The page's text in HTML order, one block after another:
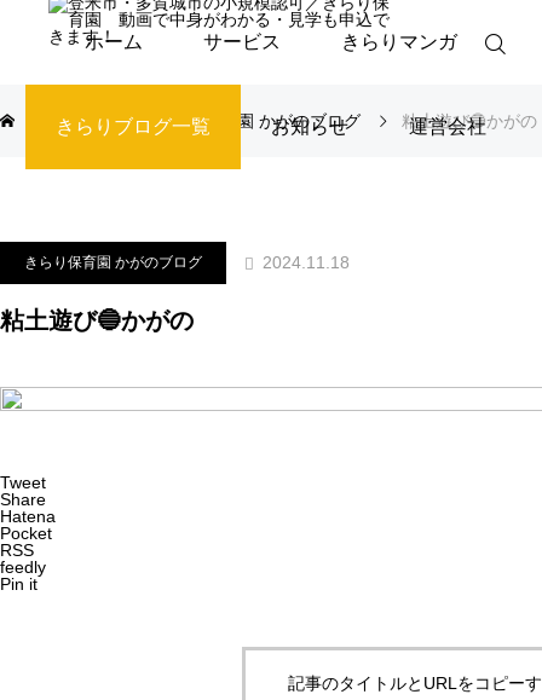
ホーム サービス きらりマンガ
きらりブログ一覧 お知らせ 運営会社
ブログ きらり保育園 かがのブログ 粘土遊び🔵かがの
きらり保育園 かがのブログ 2024.11.18
粘土遊び🔵かがの
Tweet
Share
Hatena
Pocket
RSS
feedly
Pin it
記事のタイトルとURLをコピー